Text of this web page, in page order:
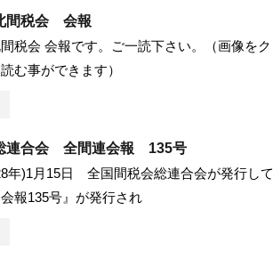
間税会 会報
税会 会報です。ご一読下さい。（画像をク
む事ができます）
連合会 全間連会報 135号
年)1月15日 全国間税会総連合会が発行して
報135号』が発行され